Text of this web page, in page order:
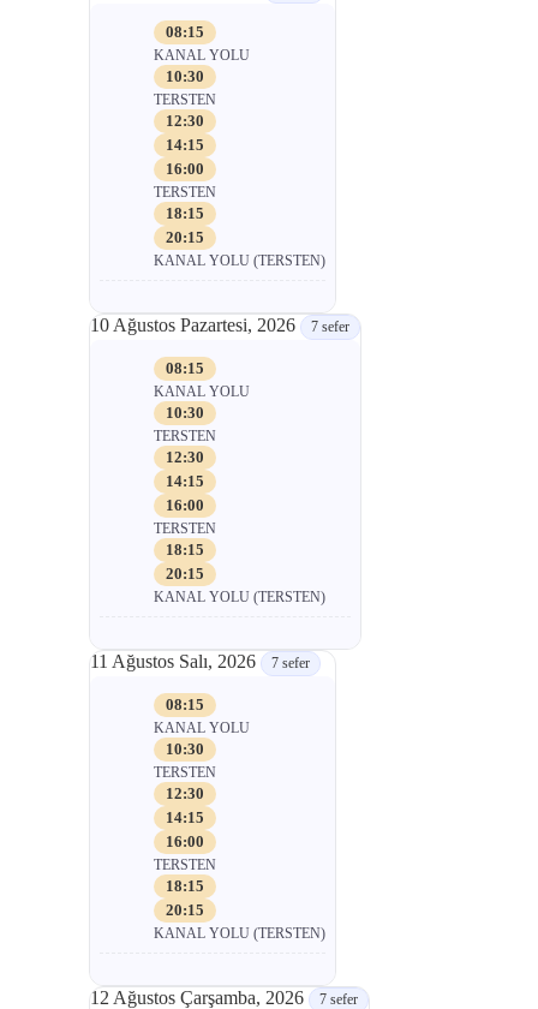
08:15
KANAL YOLU
10:30
TERSTEN
12:30
14:15
16:00
TERSTEN
18:15
20:15
KANAL YOLU (TERSTEN)
10 Ağustos Pazartesi, 2026 7 sefer
08:15
KANAL YOLU
10:30
TERSTEN
12:30
14:15
16:00
TERSTEN
18:15
20:15
KANAL YOLU (TERSTEN)
11 Ağustos Salı, 2026 7 sefer
08:15
KANAL YOLU
10:30
TERSTEN
12:30
14:15
16:00
TERSTEN
18:15
20:15
KANAL YOLU (TERSTEN)
12 Ağustos Çarşamba, 2026 7 sefer